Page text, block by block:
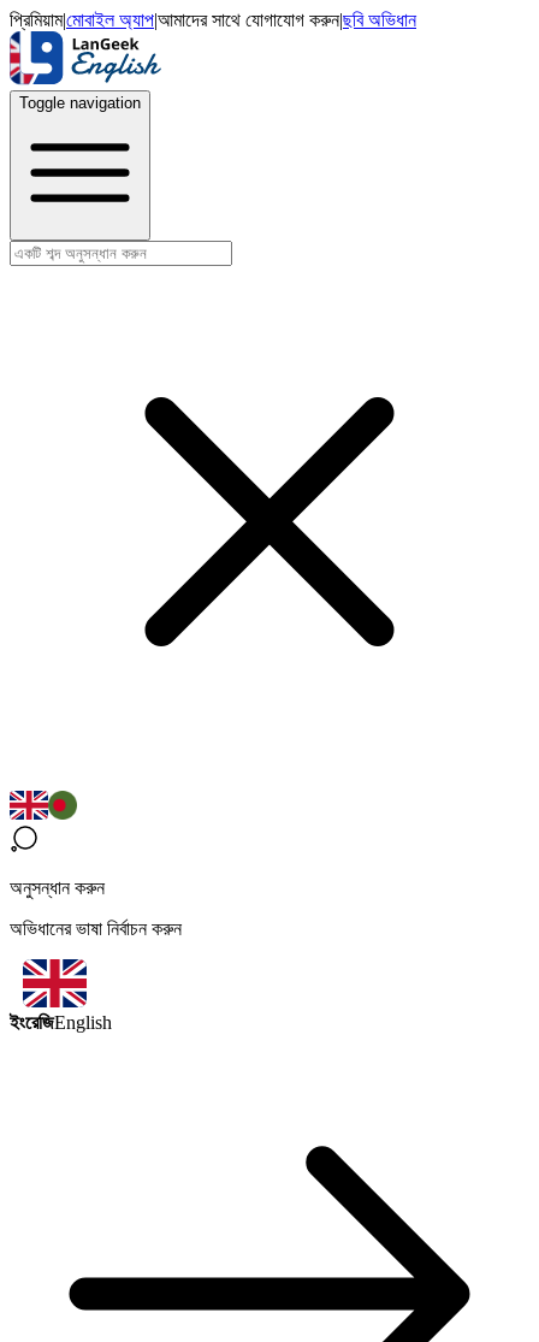
প্রিমিয়াম|মোবাইল অ্যাপ|আমাদের সাথে যোগাযোগ করুন|ছবি অভিধান
Toggle navigation
অনুসন্ধান করুন
অভিধানের ভাষা নির্বাচন করুন
ইংরেজিEnglish